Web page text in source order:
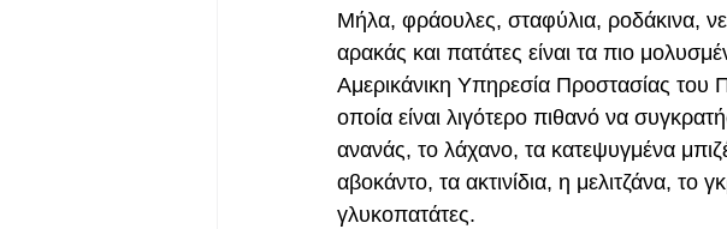
Μήλα, φράουλες, σταφύλια, ροδάκινα,
αρακάς και πατάτες είναι τα πιο
Αμερικάνικη Υπηρεσία Προστασίας του
οποία είναι λιγότερο πιθανό να
ανανάς, το λάχανο, τα κατεψυγμένα
αβοκάντο, τα ακτινίδια, η μελιτζάνα, το
γλυκοπατάτες.